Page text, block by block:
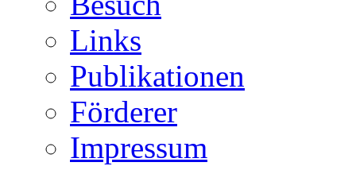
Links
Publikationen
Förderer
Impressum